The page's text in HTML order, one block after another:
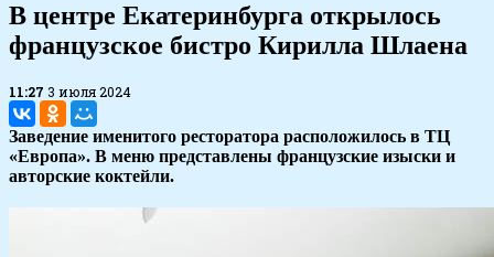
В центре Екатеринбурга открылось
французское бистро Кирилла Шлаена
11:27 3 июля 2024
Заведение именитого ресторатора расположилось в ТЦ
«Европа». В меню представлены французские изыски и
авторские коктейли.